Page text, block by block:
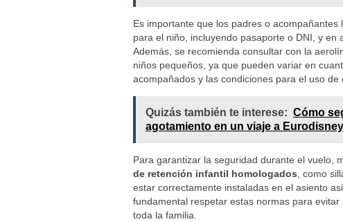
Es importante que los padres o
para el niño, incluyendo pasaporte o DNI, y en
Además, se recomienda consultar con la
niños pequeños, ya que pueden variar en
acompañados y las condiciones para el uso de
Quizás también te interese: Cómo
agotamiento en un viaje a
Para garantizar la seguridad durante el vuelo,
de retención infantil homologados , como
estar correctamente instaladas en el asiento
fundamental respetar estas normas para
toda la familia.